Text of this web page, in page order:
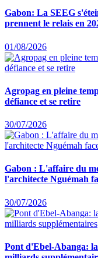
Gabon: La SEEG
prennent le relais en
01/08/2026
Agropag en pleine
défiance et se retire
30/07/2026
Gabon : L'affaire du
l'architecte Nguémah
30/07/2026
Pont d'Ebel-Abanga: